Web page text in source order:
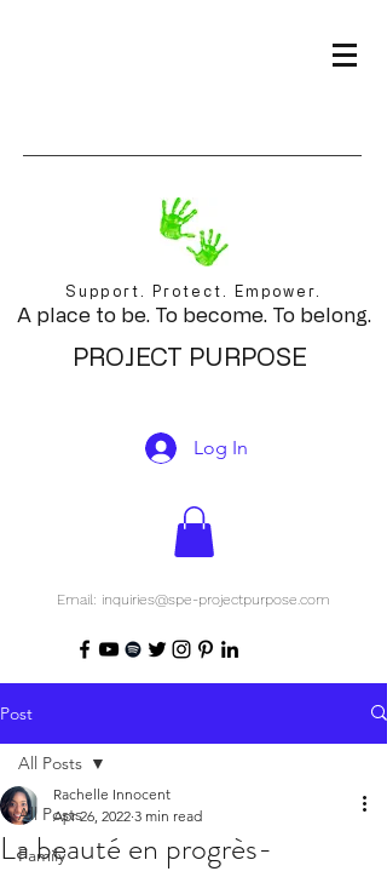
Support. Protect. Empower.
A place to be. To become. To belong.
PROJECT PURPOSE
Log In
Email: inquiries@spe-projectpurpose.com
Post
All Posts
Family
All Posts
La beauté en progrès-
Rachelle Innocent
Apr 26, 2022 3 min read